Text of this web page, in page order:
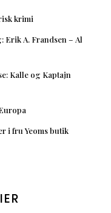
krimi
Erik A. Frandsen – Al
Kalle og Kaptajn
i fru Yeoms butik